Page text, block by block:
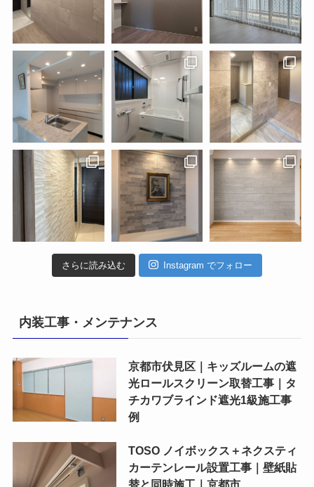
さらに読み込む Instagram でフォロー
内装工事・メンテナンス
京都市伏見区｜キッズルームの遮
光ロールスクリーン取替工事｜タ
チカワブラインド遮光1級施工事
例
TOSO ノイボックス＋ネクスティ
カーテンレール設置工事｜壁紙貼
替と同時施工｜京都市